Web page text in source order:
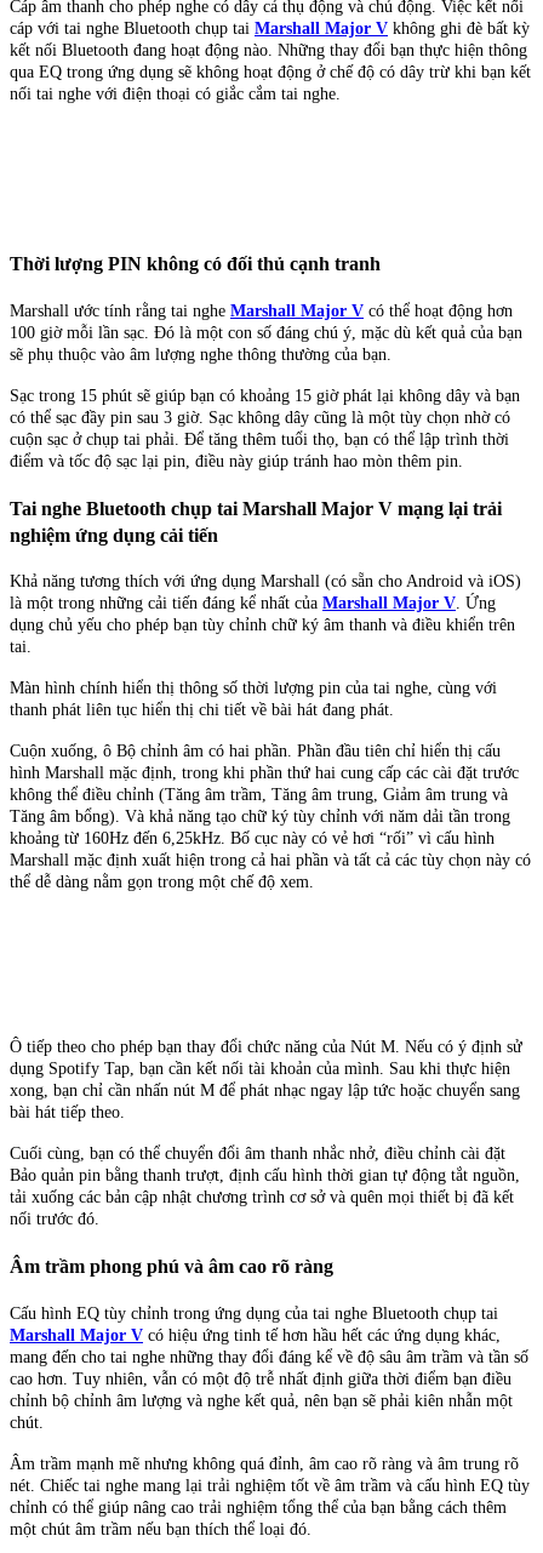
Cáp âm thanh cho phép nghe có dây cả thụ động và chủ động. Việc kết nối
cáp với tai nghe Bluetooth chụp tai Marshall Major V không ghi đè bất kỳ
kết nối Bluetooth đang hoạt động nào. Những thay đổi bạn thực hiện thông
qua EQ trong ứng dụng sẽ không hoạt động ở chế độ có dây trừ khi bạn kết
nối tai nghe với điện thoại có giắc cắm tai nghe.
Thời lượng PIN không có đối thủ cạnh tranh
Marshall ước tính rằng tai nghe Marshall Major V có thể hoạt động hơn
100 giờ mỗi lần sạc. Đó là một con số đáng chú ý, mặc dù kết quả của bạn
sẽ phụ thuộc vào âm lượng nghe thông thường của bạn.
Sạc trong 15 phút sẽ giúp bạn có khoảng 15 giờ phát lại không dây và bạn
có thể sạc đầy pin sau 3 giờ. Sạc không dây cũng là một tùy chọn nhờ có
cuộn sạc ở chụp tai phải. Để tăng thêm tuổi thọ, bạn có thể lập trình thời
điểm và tốc độ sạc lại pin, điều này giúp tránh hao mòn thêm pin.
Tai nghe Bluetooth chụp tai Marshall Major V mạng lại trải
nghiệm ứng dụng cải tiến
Khả năng tương thích với ứng dụng Marshall (có sẵn cho Android và iOS)
là một trong những cải tiến đáng kể nhất của Marshall Major V. Ứng
dụng chủ yếu cho phép bạn tùy chỉnh chữ ký âm thanh và điều khiển trên
tai.
Màn hình chính hiển thị thông số thời lượng pin của tai nghe, cùng với
thanh phát liên tục hiển thị chi tiết về bài hát đang phát.
Cuộn xuống, ô Bộ chỉnh âm có hai phần. Phần đầu tiên chỉ hiển thị cấu
hình Marshall mặc định, trong khi phần thứ hai cung cấp các cài đặt trước
không thể điều chỉnh (Tăng âm trầm, Tăng âm trung, Giảm âm trung và
Tăng âm bổng). Và khả năng tạo chữ ký tùy chỉnh với năm dải tần trong
khoảng từ 160Hz đến 6,25kHz. Bố cục này có vẻ hơi “rối” vì cấu hình
Marshall mặc định xuất hiện trong cả hai phần và tất cả các tùy chọn này có
thể dễ dàng nằm gọn trong một chế độ xem.
Ô tiếp theo cho phép bạn thay đổi chức năng của Nút M. Nếu có ý định sử
dụng Spotify Tap, bạn cần kết nối tài khoản của mình. Sau khi thực hiện
xong, bạn chỉ cần nhấn nút M để phát nhạc ngay lập tức hoặc chuyển sang
bài hát tiếp theo.
Cuối cùng, bạn có thể chuyển đổi âm thanh nhắc nhở, điều chỉnh cài đặt
Bảo quản pin bằng thanh trượt, định cấu hình thời gian tự động tắt nguồn,
tải xuống các bản cập nhật chương trình cơ sở và quên mọi thiết bị đã kết
nối trước đó.
Âm trầm phong phú và âm cao rõ ràng
Cấu hình EQ tùy chỉnh trong ứng dụng của tai nghe Bluetooth chụp tai
Marshall Major V có hiệu ứng tinh tế hơn hầu hết các ứng dụng khác,
mang đến cho tai nghe những thay đổi đáng kể về độ sâu âm trầm và tần số
cao hơn. Tuy nhiên, vẫn có một độ trễ nhất định giữa thời điểm bạn điều
chỉnh bộ chỉnh âm lượng và nghe kết quả, nên bạn sẽ phải kiên nhẫn một
chút.
Âm trầm mạnh mẽ nhưng không quá đỉnh, âm cao rõ ràng và âm trung rõ
nét. Chiếc tai nghe mang lại trải nghiệm tốt về âm trầm và cấu hình EQ tùy
chỉnh có thể giúp nâng cao trải nghiệm tổng thể của bạn bằng cách thêm
một chút âm trầm nếu bạn thích thể loại đó.